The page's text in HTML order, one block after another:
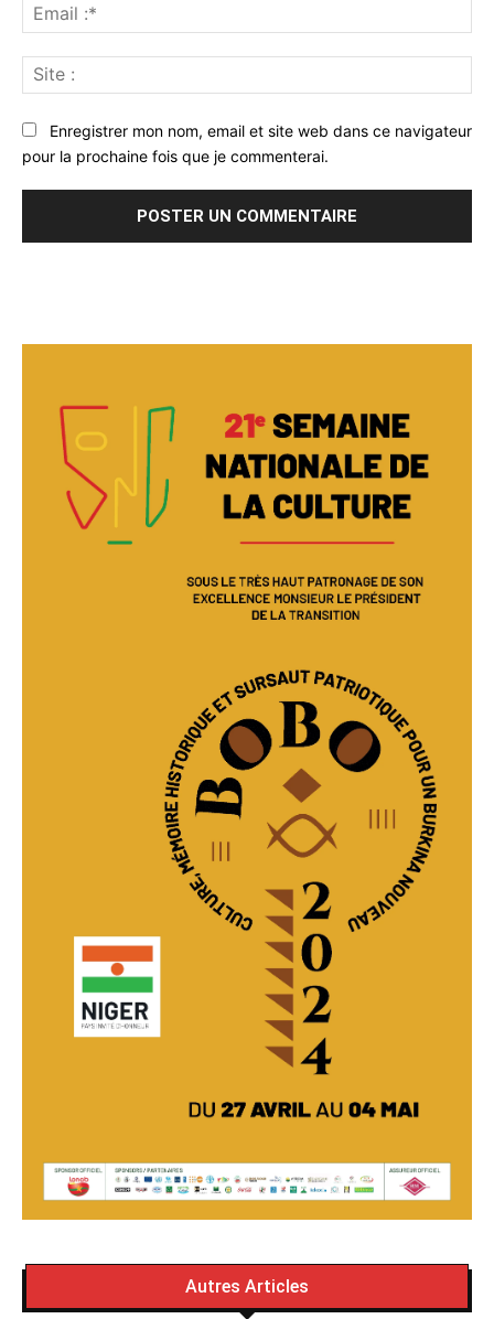
:*
:
Enregistrer mon nom, email et site web dans ce navigateur
pour la prochaine fois que je commenterai.
Autres Articles